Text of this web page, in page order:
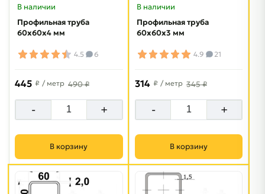
В наличии
Профильная труба
60х60х4 мм
4.5 6
445 ₽ / метр 490 ₽
- +
В корзину
В наличии
Профильная труба
60х60х3 мм
4.9 21
314 ₽ / метр 345 ₽
- +
В корзину